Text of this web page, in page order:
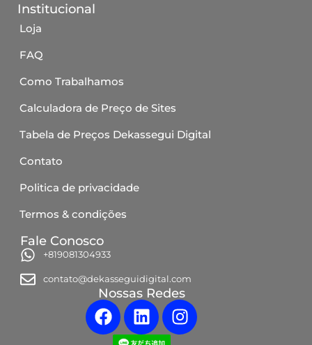
Institucional
Loja
FAQ
Como Trabalhamos
Calculadora de Preço de Sites
Tabela de Preços Dekassegui Digital
Contato
Politica de privacidade
Termos & condições
Fale Conosco
+819081304933
contato@dekasseguidigital.com
Nossas Redes